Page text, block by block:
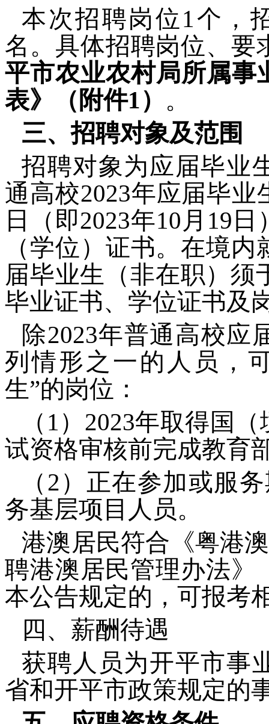
本次招聘岗位1个，
名。具体招聘岗位、要
平市农业农村局所属事
表》（附件1） 。
三、招聘对象及范围
招聘对象为应届毕业
通高校2023年应届毕
日（即2023年10月19
（学位）证书。在境
届毕业生（非在职）须
毕业证书、学位证书及
除2023年普通高校应
列情形之一的人员，
生”的岗位：
（1）2023年取得国
试资格审核前完成教育
（2）正在参加或服
务基层项目人员。
港澳居民符合《粤港
聘港澳居民管理办法》
本公告规定的，可报考
四、薪酬待遇
获聘人员为开平市事
省和开平市政策规定的